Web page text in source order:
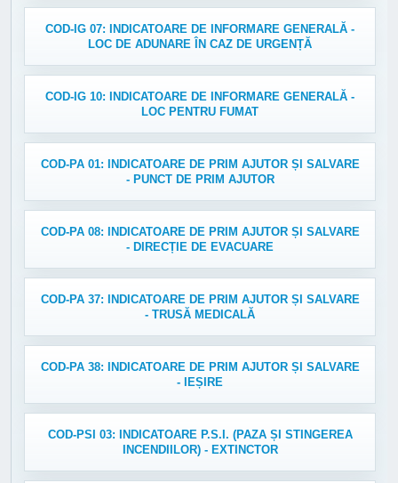
COD-IG 07: INDICATOARE DE INFORMARE GENERALĂ -
LOC DE ADUNARE ÎN CAZ DE URGENȚĂ
COD-IG 10: INDICATOARE DE INFORMARE GENERALĂ -
LOC PENTRU FUMAT
COD-PA 01: INDICATOARE DE PRIM AJUTOR ȘI SALVARE
- PUNCT DE PRIM AJUTOR
COD-PA 08: INDICATOARE DE PRIM AJUTOR ȘI SALVARE
- DIRECȚIE DE EVACUARE
COD-PA 37: INDICATOARE DE PRIM AJUTOR ȘI SALVARE
- TRUSĂ MEDICALĂ
COD-PA 38: INDICATOARE DE PRIM AJUTOR ȘI SALVARE
- IEȘIRE
COD-PSI 03: INDICATOARE P.S.I. (PAZA ȘI STINGEREA
INCENDIILOR) - EXTINCTOR